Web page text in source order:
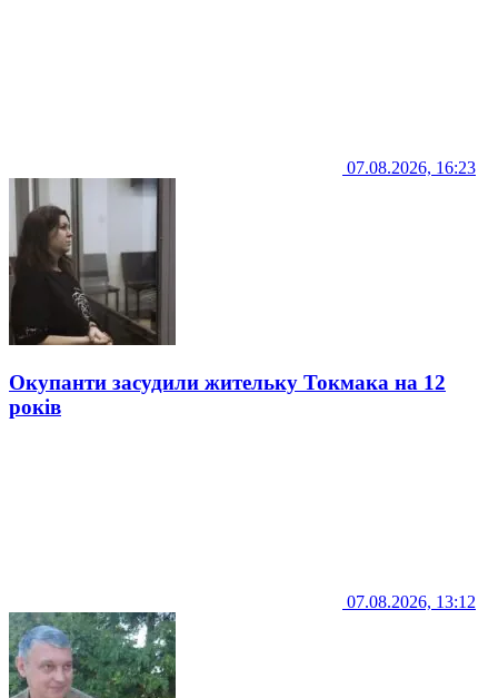
07.08.2026, 16:23
Окупанти засудили жительку Токмака на 12
років
07.08.2026, 13:12